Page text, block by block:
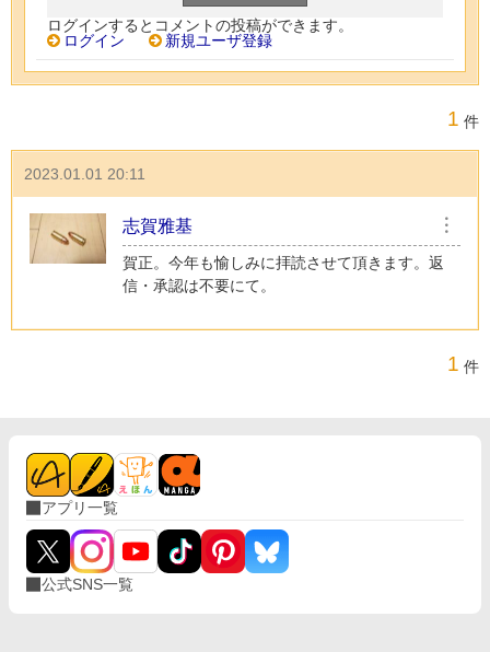
ログインするとコメントの投稿ができます。
ログイン
新規ユーザ登録
1 件
2023.01.01 20:11
志賀雅基 ︙
賀正。今年も愉しみに拝読させて頂きます。返
信・承認は不要にて。
1 件
アプリ一覧
公式SNS一覧